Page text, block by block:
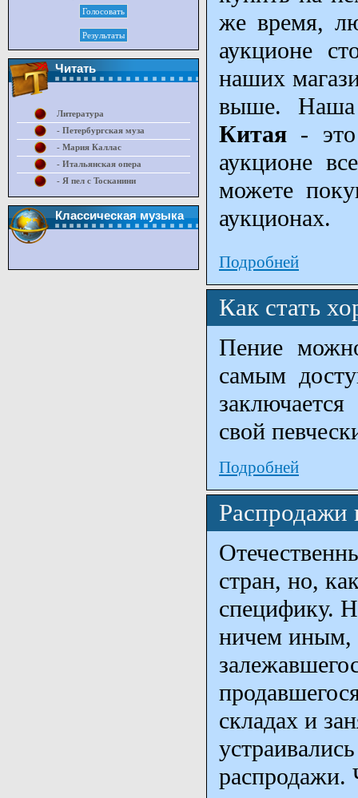
же время,
аукционе
наших
выше.
Китая -
аукционе
можете
аукционах.
Подробней
Как стать
Пение
самым
свой
Подробней
Распродажи
стран, но,
специфику.
ничем иным,
складах и
распродажи.
Читать
Литература
- Петербургская муза
- Мария Каллас
- Итальянская опера
- Я пел с Тосканини
Классическая музыка